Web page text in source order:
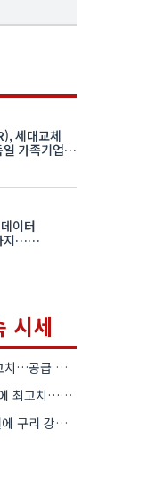
전
터
세대교체
가족기업
이터
지…
시세
[비철금속 시황] 구리 12주 최고치…공급 부족 우려에 강세
[비철금속 시황] 구리 2개월 만에 최고치…재고 감소에 공급 부족 우려 확대
[비철금속 시황] 연준 금리 동결에 구리 강세…공급 부족 우려도 가격 지지